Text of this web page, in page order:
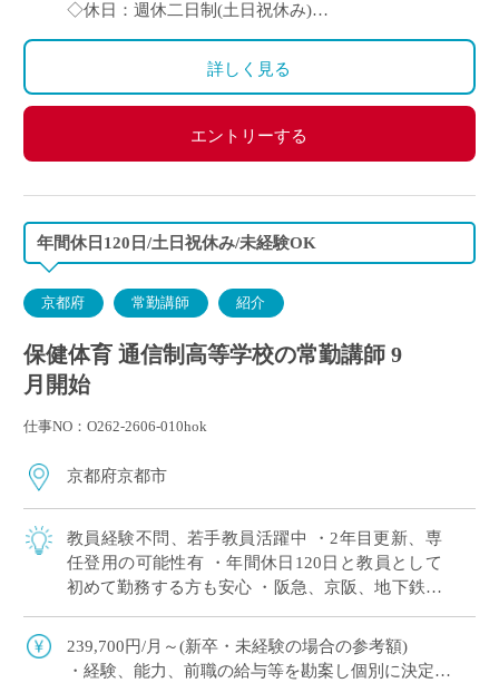
◇休日：週休二日制(土日祝休み)
詳しく見る
エントリーする
年間休日120日/土日祝休み/未経験OK
京都府 常勤講師 紹介
保健体育 通信制高等学校の常勤講師 9
月開始
仕事NO：O262-2606-010hok
京都府京都市
教員経験不問、若手教員活躍中 ・2年目更新、専
任登用の可能性有 ・年間休日120日と教員として
初めて勤務する方も安心 ・阪急、京阪、地下鉄と
隣他府県からも1時間程度で通勤可） […]
239,700円/月～(新卒・未経験の場合の参考額)
・経験、能⼒、前職の給与等を勘案し個別に決定